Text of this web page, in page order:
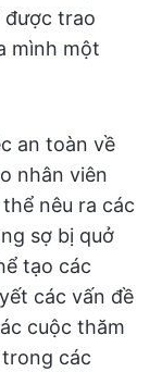
được trao
mình một
an toàn về
nhân viên
nêu ra các
sợ bị quở
tạo các
các vấn đề
cuộc thăm
các